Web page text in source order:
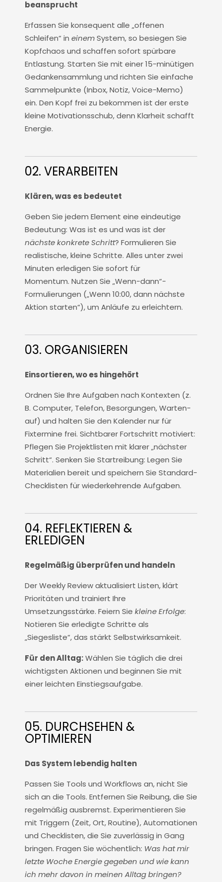
beansprucht
Erfassen Sie konsequent alle „offenen
Schleifen“ in einemSystem, so besiegen Sie
Kopfchaos und schaffen sofort spürbare
Entlastung. Starten Sie mit einer 15-minütigen
Gedankensammlung und richten Sie einfache
Sammelpunkte (Inbox, Notiz, Voice-Memo)
ein. Den Kopf frei zu bekommen ist der erste
kleine Motivationsschub, denn Klarheit schafft
Energie.
02. VERARBEITEN
Klären, was es bedeutet
Geben Sie jedem Element eine eindeutige
Bedeutung: Was ist es und was ist der
nächste konkrete Schritt? Formulieren Sie
realistische, kleine Schritte. Alles unter zwei
Minuten erledigen Sie sofort für
Momentum. Nutzen Sie „Wenn-dann“-
Formulierungen („Wenn 10:00, dann nächste
Aktion starten“), um Anläufe zu erleichtern.
03. ORGANISIEREN
Einsortieren, wo es hingehört
Ordnen Sie Ihre Aufgaben nach Kontexten (z.
B. Computer, Telefon, Besorgungen, Warten-
auf) und halten Sie den Kalender nur für
Fixtermine frei. Sichtbarer Fortschritt motiviert:
Pflegen Sie Projektlisten mit klarer „nächster
Schritt“. Senken Sie Startreibung: Legen Sie
Materialien bereit und speichern Sie Standard-
Checklisten für wiederkehrende Aufgaben.
04. REFLEKTIEREN &
ERLEDIGEN
Regelmäßig überprüfen und handeln
Der Weekly Review aktualisiert Listen, klärt
Prioritäten und trainiert Ihre
Umsetzungsstärke. Feiern Sie kleine Erfolge:
Notieren Sie erledigte Schritte als
„Siegesliste“, das stärkt Selbstwirksamkeit.
Für den Alltag:Wählen Sie täglich die drei
wichtigsten Aktionen und beginnen Sie mit
einer leichten Einstiegsaufgabe.
05. DURCHSEHEN &
OPTIMIEREN
Das System lebendig halten
Passen Sie Tools und Workflows an, nicht Sie
sich an die Tools. Entfernen Sie Reibung, die Sie
regelmäßig ausbremst. Experimentieren Sie
mit Triggern (Zeit, Ort, Routine), Automationen
und Checklisten, die Sie zuverlässig in Gang
bringen. Fragen Sie wöchentlich: Was hat mir
letzte Woche Energie gegeben und wie kann
ich mehr davon in meinen Alltag bringen?